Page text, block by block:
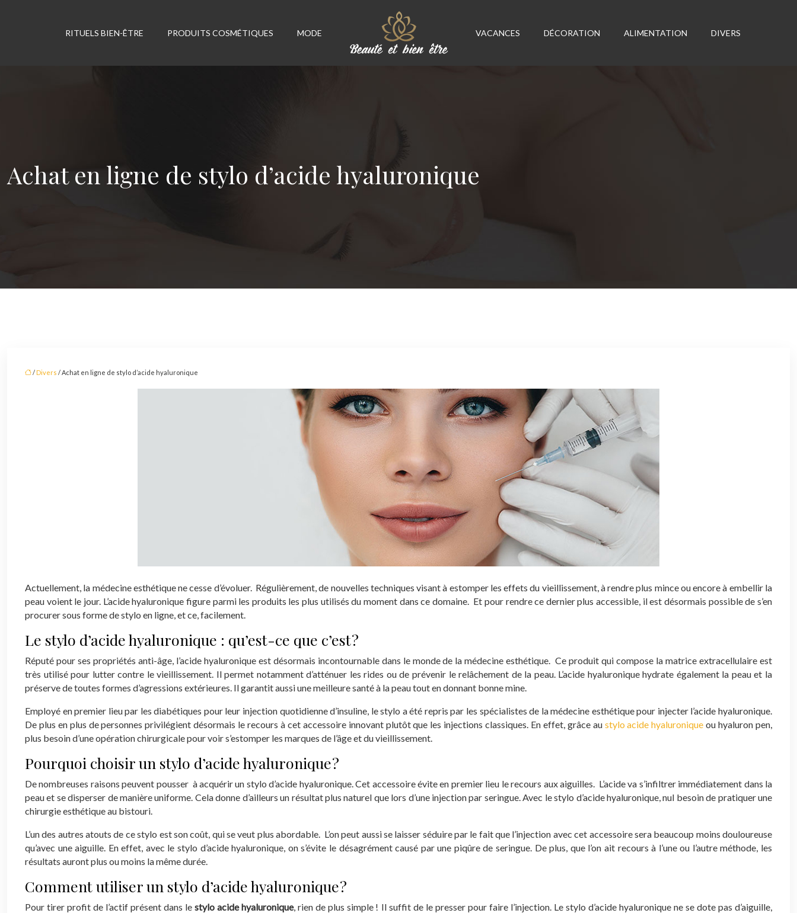
MODE
PRODUITS COSMÉTIQUES
RITUELS BIEN-ÊTRE VACANCES DÉCORATION ALIMENTATION DIVERS
Achat en ligne de stylo d’acide hyaluronique
/ Divers / Achat en ligne de stylo d’acide hyaluronique
Actuellement, la médecine esthétique ne cesse d’évoluer. Régulièrement, de nouvelles techniques visant à estomper les effets du vieillissement, à rendre plus mince ou encore à embellir la
peau voient le jour. L’acide hyaluronique figure parmi les produits les plus utilisés du moment dans ce domaine. Et pour rendre ce dernier plus accessible, il est désormais possible de s’en
procurer sous forme de stylo en ligne, et ce, facilement.
Le stylo d’acide hyaluronique : qu’est-ce que c’est ?
Réputé pour ses propriétés anti-âge, l’acide hyaluronique est désormais incontournable dans le monde de la médecine esthétique. Ce produit qui compose la matrice extracellulaire est
très utilisé pour lutter contre le vieillissement. Il permet notamment d’atténuer les rides ou de prévenir le relâchement de la peau. L’acide hyaluronique hydrate également la peau et la
préserve de toutes formes d’agressions extérieures. Il garantit aussi une meilleure santé à la peau tout en donnant bonne mine.
Employé en premier lieu par les diabétiques pour leur injection quotidienne d’insuline, le stylo a été repris par les spécialistes de la médecine esthétique pour injecter l’acide hyaluronique.
De plus en plus de personnes privilégient désormais le recours à cet accessoire innovant plutôt que les injections classiques. En effet, grâce au stylo acide hyaluronique ou hyaluron pen,
plus besoin d’une opération chirurgicale pour voir s’estomper les marques de l’âge et du vieillissement.
Pourquoi choisir un stylo d’acide hyaluronique ?
De nombreuses raisons peuvent pousser à acquérir un stylo d’acide hyaluronique. Cet accessoire évite en premier lieu le recours aux aiguilles. L’acide va s’infiltrer immédiatement dans la
peau et se disperser de manière uniforme. Cela donne d’ailleurs un résultat plus naturel que lors d’une injection par seringue. Avec le stylo d’acide hyaluronique, nul besoin de pratiquer une
chirurgie esthétique au bistouri.
L’un des autres atouts de ce stylo est son coût, qui se veut plus abordable. L’on peut aussi se laisser séduire par le fait que l’injection avec cet accessoire sera beaucoup moins douloureuse
qu’avec une aiguille. En effet, avec le stylo d’acide hyaluronique, on s’évite le désagrément causé par une piqûre de seringue. De plus, que l’on ait recours à l’une ou l’autre méthode, les
résultats auront plus ou moins la même durée.
Comment utiliser un stylo d’acide hyaluronique ?
Pour tirer profit de l’actif présent dans lestylo acide hyaluronique, rien de plus simple ! Il suffit de le presser pour faire l’injection. Le stylo d’acide hyaluronique ne se dote pas d’aiguille,